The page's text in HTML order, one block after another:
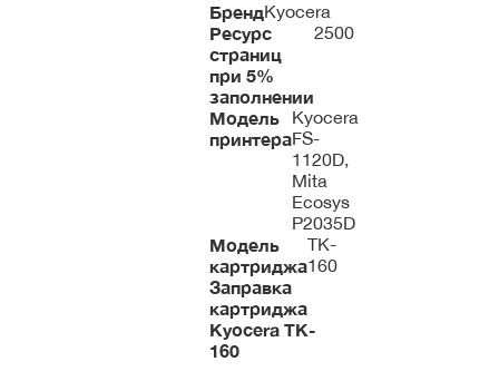
БрендKyocera
Ресурс
страниц
при 5%
заполнении
2500
Модель
принтера
Kyocera
FS-
1120D,
Mita
Ecosys
P2035D
Модель
картриджа
TK-
160
Заправка
картриджа
Kyocera TK-
160